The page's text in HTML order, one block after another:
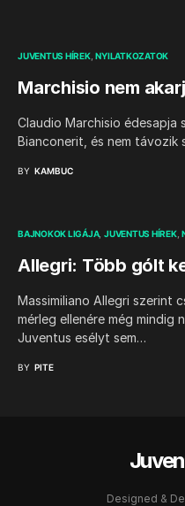
JUVENTUS HÍREK NYILATKOZATOK
Marchisio nem
Claudio Marchisio édesapja
Bianconerit, és nem távozik
BY KAMBUC
BAJNOKOK LIGÁJA JUVENTUS HÍREK
Allegri: Több gólt
Massimiliano Allegri szerint
mérleg ellenére még mindig
Juventus esélyt sem…
BY PITE
Designed &